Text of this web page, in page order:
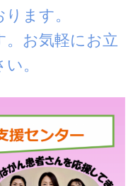
ます。
。お気軽にお立
。